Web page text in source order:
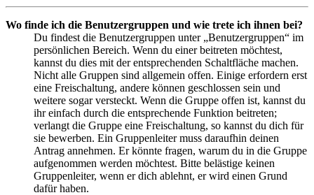
Wo finde ich die Benutzergruppen und wie trete ich ihnen bei?
Du findest die Benutzergruppen unter „Benutzergruppen“ im
persönlichen Bereich. Wenn du einer beitreten möchtest,
kannst du dies mit der entsprechenden Schaltfläche machen.
Nicht alle Gruppen sind allgemein offen. Einige erfordern erst
eine Freischaltung, andere können geschlossen sein und
weitere sogar versteckt. Wenn die Gruppe offen ist, kannst du
ihr einfach durch die entsprechende Funktion beitreten;
verlangt die Gruppe eine Freischaltung, so kannst du dich für
sie bewerben. Ein Gruppenleiter muss daraufhin deinen
Antrag annehmen. Er könnte fragen, warum du in die Gruppe
aufgenommen werden möchtest. Bitte belästige keinen
Gruppenleiter, wenn er dich ablehnt, er wird einen Grund
dafür haben.